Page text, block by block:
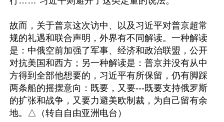
故而，关于普京这次访中、以及习近平对普京超常
规的礼遇和联合声明，外界有不同解读。一种解读
是：中俄空前加强了军事、经济和政治联盟，公开
对抗美国和西方；另一种解读是：普京并没有从中
方得到全部他想要的，习近平有所保留，仍有脚踩
两条船的摇摆意向：既要，又要---既要支持俄罗斯
的扩张和战争，又要力避美欧制裁，为自己留有余